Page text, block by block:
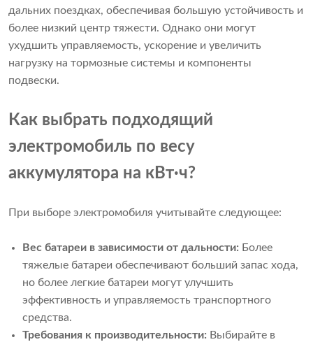
дальних поездках, обеспечивая большую устойчивость и
более низкий центр тяжести. Однако они могут
ухудшить управляемость, ускорение и увеличить
нагрузку на тормозные системы и компоненты
подвески.
Как выбрать подходящий
электромобиль по весу
аккумулятора на кВт·ч?
При выборе электромобиля учитывайте следующее:
Вес батареи в зависимости от дальности: Более
тяжелые батареи обеспечивают больший запас хода,
но более легкие батареи могут улучшить
эффективность и управляемость транспортного
средства.
Требования к производительности: Выбирайте в